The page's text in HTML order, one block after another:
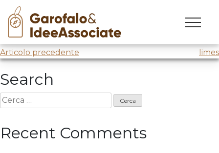
Skip
content
h farm
Graduation Day@H- Farm
Navigazione
articoli
Articolo precedente limes
Search
Ricerca
per:
Recent Comments